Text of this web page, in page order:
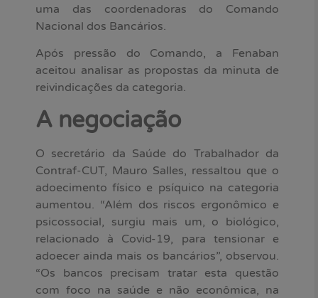
uma das coordenadoras do Comando
Nacional dos Bancários.
Após pressão do Comando, a Fenaban
aceitou analisar as propostas da minuta de
reivindicações da categoria.
A negociação
O secretário da Saúde do Trabalhador da
Contraf-CUT, Mauro Salles, ressaltou que o
adoecimento físico e psíquico na categoria
aumentou. “Além dos riscos ergonômico e
psicossocial, surgiu mais um, o biológico,
relacionado à Covid-19, para tensionar e
adoecer ainda mais os bancários”, observou.
“Os bancos precisam tratar esta questão
com foco na saúde e não econômica, na